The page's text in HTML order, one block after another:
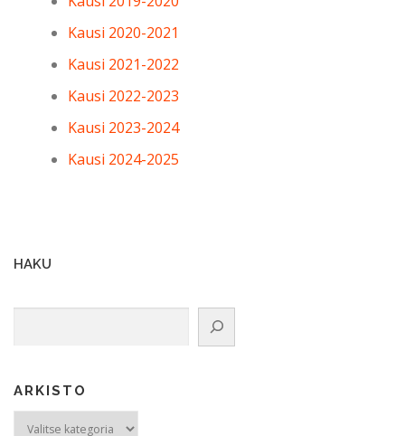
Kausi 2020-2021
Kausi 2021-2022
Kausi 2022-2023
Kausi 2023-2024
Kausi 2024-2025
HAKU
ARKISTO